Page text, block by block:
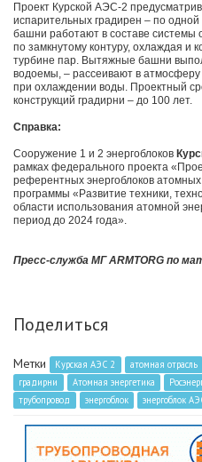
Проект Курской АЭС-2
испарительных градирен – по
башни работают в составе
по замкнутому контуру, охлаждая и
турбине пар. Вытяжные башни
водоемы, – рассеивают в
при охлаждении воды. Проектный
конструкций градирни – до 100 лет.
Справка:
Сооружение 1 и 2 энергоблоков
рамках федерального проекта
референтных энергоблоков
программы «Развитие техники,
области использования атомной
период до 2024 года».
Пресс-служба МГ ARMTORG по
Поделиться
Метки Курская АЭС 2 атомная отрасль
градирни
Атомная энергетика
трубопровод
энергоблок энергоблок